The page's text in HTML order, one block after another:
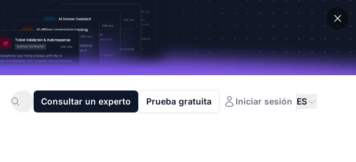
Consultar un experto Prueba gratuita Iniciar sesión ES